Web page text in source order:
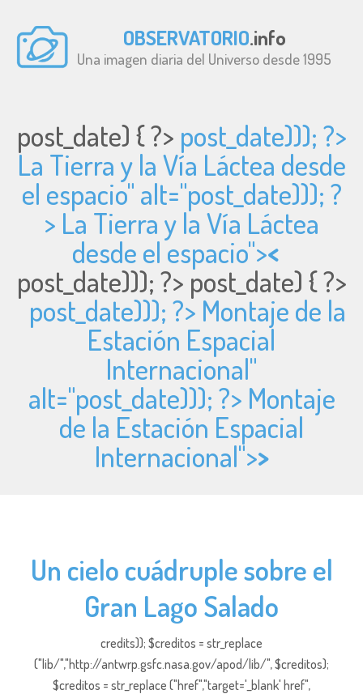
OBSERVATORIO.info
Una imagen diaria del Universo desde 1995
post_date) { ?> post_date))); ?>
La Tierra y la Vía Láctea desde
el espacio" alt="post_date))); ?
> La Tierra y la Vía Láctea
desde el espacio"><
post_date))); ?> post_date) { ?>
post_date))); ?> Montaje de la
Estación Espacial
Internacional"
alt="post_date))); ?> Montaje
de la Estación Espacial
Internacional">>
Un cielo cuádruple sobre el
Gran Lago Salado
credits)); $creditos = str_replace
("lib/","http://antwrp.gsfc.nasa.gov/apod/lib/", $creditos);
$creditos = str_replace ("href","target='_blank' href",